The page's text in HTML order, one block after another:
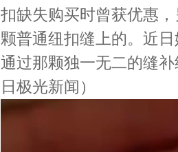
扣缺失购买时曾获优惠
颗普通纽扣缝上的。近
通过那颗独一无二的缝
日极光新闻）